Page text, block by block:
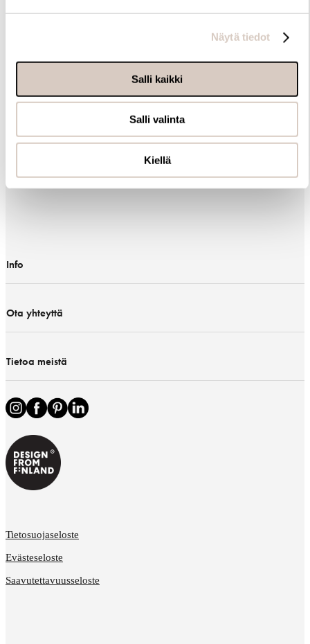
Näytä tiedot
Salli kaikki
Salli valinta
Kiellä
meistä
Info
Ota yhteyttä
Tietoa meistä
Tietosuojaseloste
Evästeseloste
Saavutettavuusseloste